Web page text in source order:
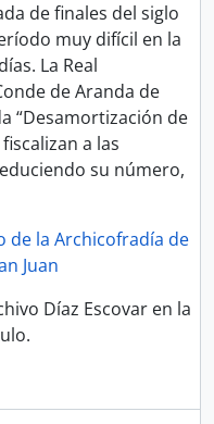
de finales del siglo
muy difícil en la
La Real
de Aranda de
“Desamortización de
a las
su número,
de la Archicofradía de
Juan
Díaz Escovar en la